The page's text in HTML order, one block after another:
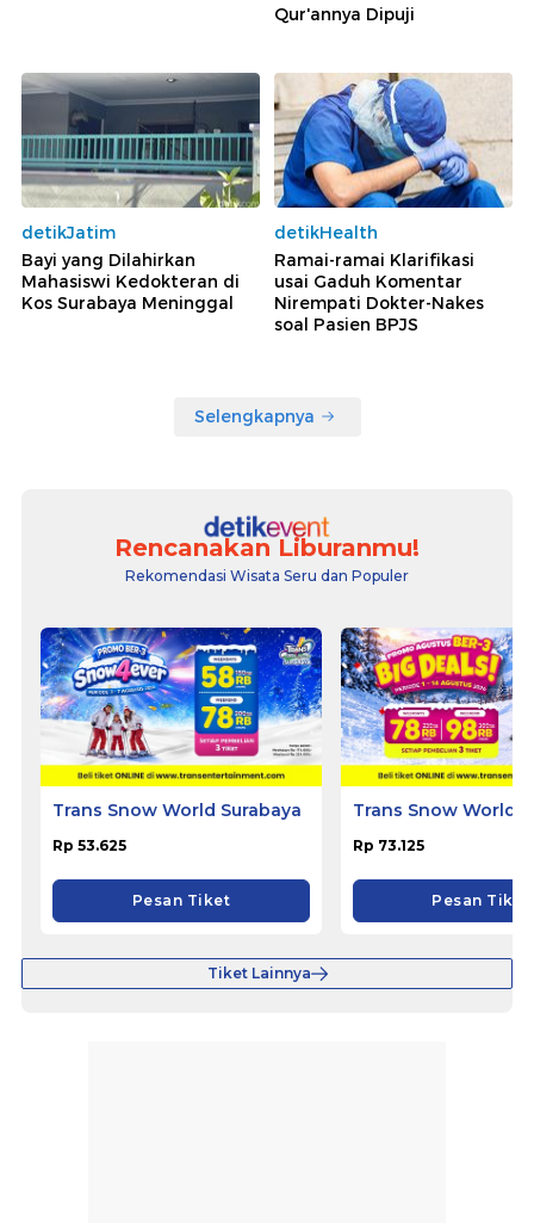
Qur'annya Dipuji
detikJatim
Bayi yang Dilahirkan
Mahasiswi Kedokteran di
Kos Surabaya Meninggal
detikHealth
Ramai-ramai Klarifikasi
usai Gaduh Komentar
Nirempati Dokter-Nakes
soal Pasien BPJS
Selengkapnya
Rencanakan Liburanmu!
Rekomendasi Wisata Seru dan Populer
Trans Snow World Surabaya
Rp 53.625
Pesan Tiket
Trans Snow World
Rp 73.125
Pesan Tiket
Tiket Lainnya